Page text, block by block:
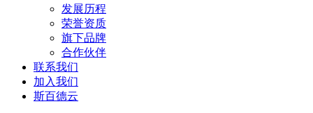
发展历程
荣誉资质
旗下品牌
合作伙伴
联系我们
加入我们
斯百德云